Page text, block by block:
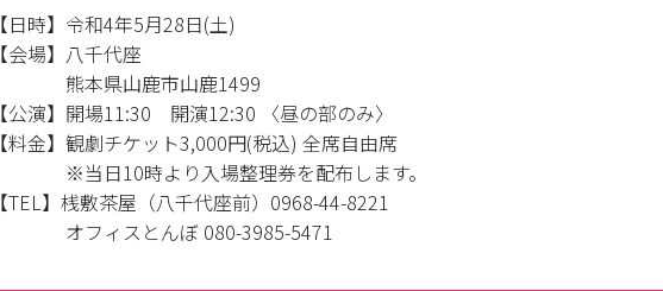
【日時】令和4年5月28日(土)
【会場】八千代座
熊本県山鹿市山鹿1499
【公演】開場11:30 開演12:30 〈昼の部のみ〉
【料金】観劇チケット3,000円(税込) 全席自由席
※当日10時より入場整理券を配布します。
【TEL】桟敷茶屋（八千代座前）0968-44-8221
オフィスとんぼ 080-3985-5471